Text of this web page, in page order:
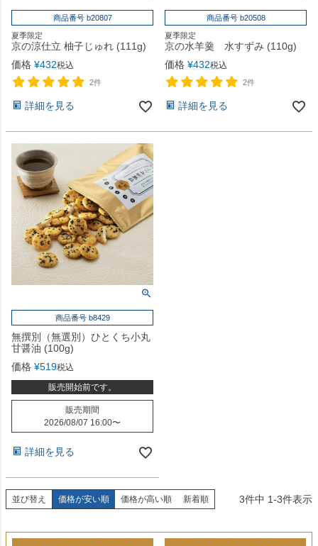
商品番号 b20807
夏季限定
京の涼仕立 柚子じゅれ (111g)
価格 ¥432税込
2件
詳細を見る
商品番号 b20508
夏季限定
京の水羊羹 水すずみ (110g)
価格 ¥432税込
2件
詳細を見る
商品番号 b8429
無撰別（無選別）ひとくち小丸
甘醤油 (100g)
価格 ¥519税込
販売開始前です。
販売期間
2026/08/07 16:00〜
詳細を見る
並び替え 価格が安い順 価格が高い順 新着順 3件中 1-3件表示